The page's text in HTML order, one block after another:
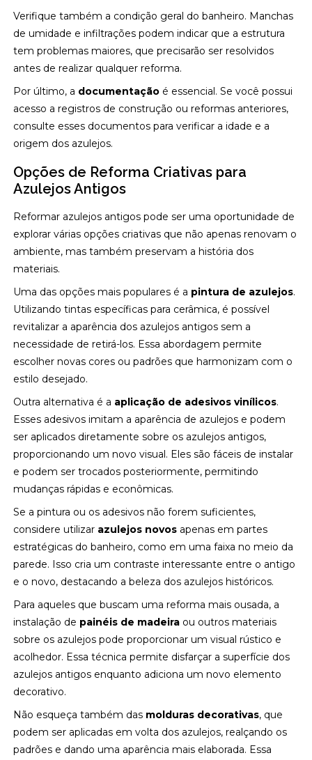
Verifique também a condição geral do banheiro. Manchas
de umidade e infiltrações podem indicar que a estrutura
tem problemas maiores, que precisarão ser resolvidos
antes de realizar qualquer reforma.
Por último, a documentação é essencial. Se você possui
acesso a registros de construção ou reformas anteriores,
consulte esses documentos para verificar a idade e a
origem dos azulejos.
Opções de Reforma Criativas para
Azulejos Antigos
Reformar azulejos antigos pode ser uma oportunidade de
explorar várias opções criativas que não apenas renovam o
ambiente, mas também preservam a história dos
materiais.
Uma das opções mais populares é a pintura de azulejos.
Utilizando tintas específicas para cerâmica, é possível
revitalizar a aparência dos azulejos antigos sem a
necessidade de retirá-los. Essa abordagem permite
escolher novas cores ou padrões que harmonizam com o
estilo desejado.
Outra alternativa é a aplicação de adesivos vinílicos.
Esses adesivos imitam a aparência de azulejos e podem
ser aplicados diretamente sobre os azulejos antigos,
proporcionando um novo visual. Eles são fáceis de instalar
e podem ser trocados posteriormente, permitindo
mudanças rápidas e econômicas.
Se a pintura ou os adesivos não forem suficientes,
considere utilizar azulejos novos apenas em partes
estratégicas do banheiro, como em uma faixa no meio da
parede. Isso cria um contraste interessante entre o antigo
e o novo, destacando a beleza dos azulejos históricos.
Para aqueles que buscam uma reforma mais ousada, a
instalação de painéis de madeira ou outros materiais
sobre os azulejos pode proporcionar um visual rústico e
acolhedor. Essa técnica permite disfarçar a superfície dos
azulejos antigos enquanto adiciona um novo elemento
decorativo.
Não esqueça também das molduras decorativas, que
podem ser aplicadas em volta dos azulejos, realçando os
padrões e dando uma aparência mais elaborada. Essa